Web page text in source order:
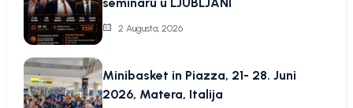
2 Augusta, 2026
Minibasket in Piazza, 21- 28. Juni
2026, Matera, Italija